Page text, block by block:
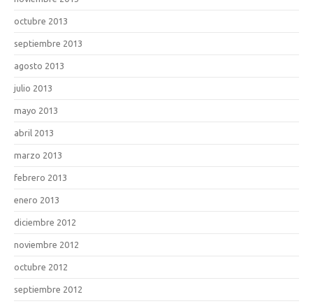
octubre 2013
septiembre 2013
agosto 2013
julio 2013
mayo 2013
abril 2013
marzo 2013
febrero 2013
enero 2013
diciembre 2012
noviembre 2012
octubre 2012
septiembre 2012